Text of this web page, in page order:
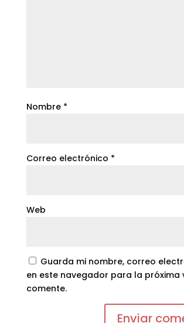
Nombre *
Correo electrónico *
Web
Guarda mi nombre, correo
en este navegador para la próxima
comente.